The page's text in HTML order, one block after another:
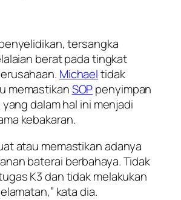
tersangka
berat pada tingkat
Michaeltidak
memastikanSOPpenyimpan
dalam hal ini menjadi
kebakaran.
atau memastikan adanya
baterai berbahaya. Tidak
K3 dan tidak melakukan
kata dia.